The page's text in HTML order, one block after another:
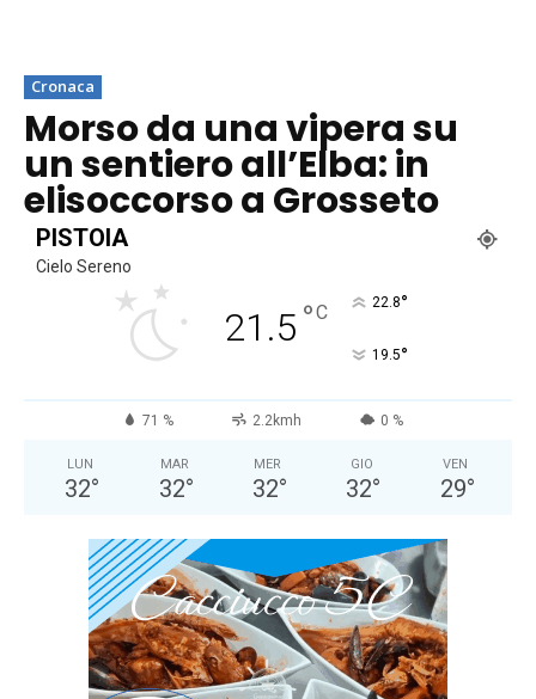
Cronaca
Morso da una vipera su
un sentiero all’Elba: in
elisoccorso a Grosseto
PISTOIA
Cielo Sereno
21.5 °C 22.8°
19.5°
71 % 2.2kmh 0 %
LUN
32°
MAR
32°
MER
32°
GIO
32°
VEN
29°